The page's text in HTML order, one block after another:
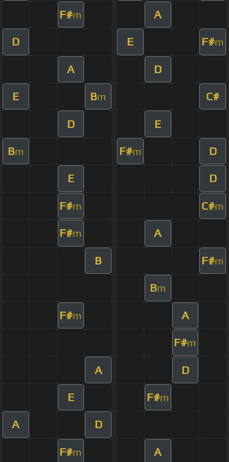
F#m A
D E F#m
A D
E Bm C#
D E
Bm F#m D
E D
F#m C#m
F#m A
B F#m
Bm
F#m A
F#m
A D
E F#m
A D
F#m A